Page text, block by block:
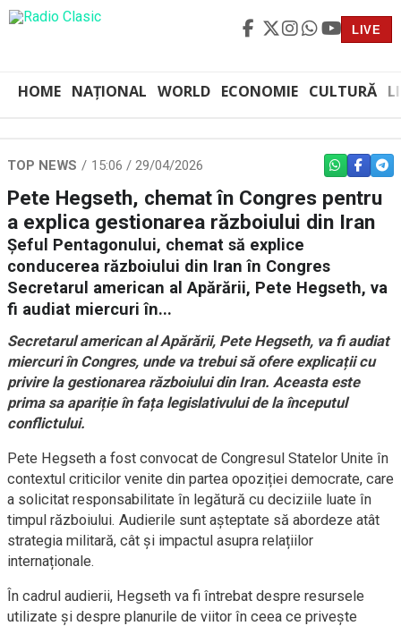
LIVE
HOME NAȚIONAL WORLD ECONOMIE CULTURĂ
TOP NEWS 15:06 / 29/04/2026 WHATSAPP
Pete Hegseth, chemat în Congres pentru
a explica gestionarea războiului din Iran
Șeful Pentagonului, chemat să explice
conducerea războiului din Iran în Congres
Secretarul american al Apărării, Pete Hegseth, va
fi audiat miercuri în...
Secretarul american al Apărării, Pete Hegseth, va fi audiat
miercuri în Congres, unde va trebui să ofere explicații cu
privire la gestionarea războiului din Iran. Aceasta este
prima sa apariție în fața legislativului de la începutul
conflictului.
Pete Hegseth a fost convocat de Congresul Statelor Unite în
contextul criticilor venite din partea opoziției democrate, care
a solicitat responsabilitate în legătură cu deciziile luate în
timpul războiului. Audierile sunt așteptate să abordeze atât
strategia militară, cât și impactul asupra relațiilor
internaționale.
În cadrul audierii, Hegseth va fi întrebat despre resursele
utilizate și despre planurile de viitor în ceea ce privește